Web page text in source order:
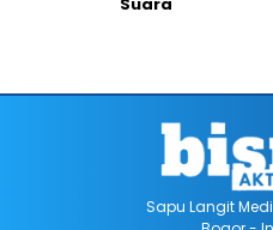
Suara
Sapu Langit